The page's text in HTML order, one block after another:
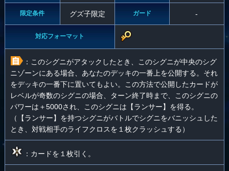
限定条件 グズ子限定 ガード -
対応フォーマット
：このシグニがアタックしたとき、このシグニが中央のシグ
ニゾーンにある場合、あなたのデッキの一番上を公開する。それ
をデッキの一番下に置いてもよい。この方法で公開したカードが
レベルが奇数のシグニの場合、ターン終了時まで、このシグニの
パワーは＋5000され、このシグニは【ランサー】を得る。
（【ランサー】を持つシグニがバトルでシグニをバニッシュした
とき、対戦相手のライフクロスを１枚クラッシュする）
：カードを１枚引く。